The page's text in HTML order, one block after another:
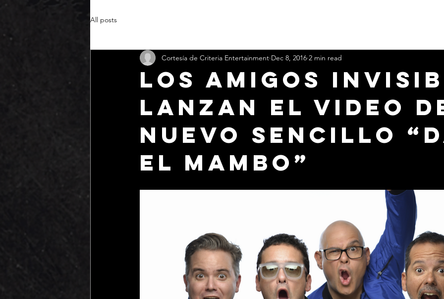
All posts
Los Amigos
Lanzan El Video
Nuevo Sencillo
EL MAMBO”
Cortesía de Criteria Entertainment Dec 8, 2016 2 min read